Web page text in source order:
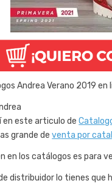
Andrea Verano 2019
en este articulo de
grande deventa por
en los catálogos es para
distribuidor lo tienes